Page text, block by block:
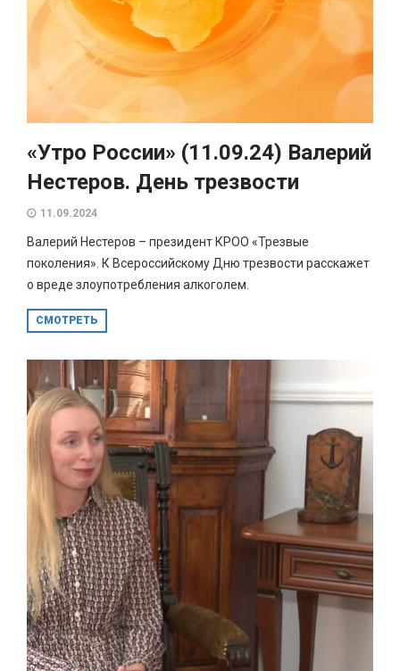
«Утро России» (11.09.24) Валерий
Нестеров. День трезвости
11.09.2024
Валерий Нестеров – президент КРОО «Трезвые
поколения». К Всероссийскому Дню трезвости расскажет
о вреде злоупотребления алкоголем.
СМОТРЕТЬ